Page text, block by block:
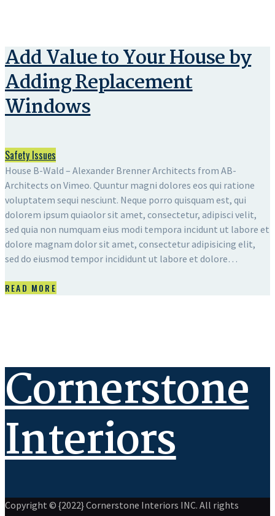
Add Value to Your House by
Adding Replacement
Windows
Safety Issues
House B-Wald – Alexander Brenner Architects from AB-
Architects on Vimeo. Quuntur magni dolores eos qui ratione
voluptatem sequi nesciunt. Neque porro quisquam est, qui
dolorem ipsum quiaolor sit amet, consectetur, adipisci velit,
sed quia non numquam eius modi tempora incidunt ut labore et
dolore magnam dolor sit amet, consectetur adipisicing elit,
sed do eiusmod tempor incididunt ut labore et dolore…
READ MORE
Cornerstone
Interiors
Copyright © {2022} Cornerstone Interiors INC. All rights